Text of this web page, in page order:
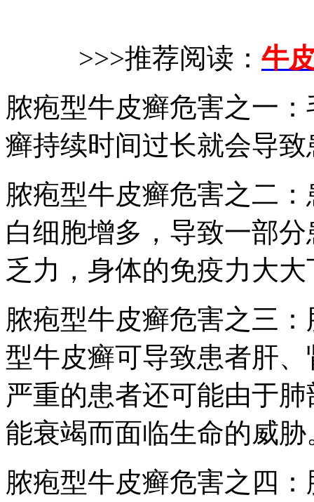
>>>推荐阅读： 牛
脓疱型牛皮癣危害之一
癣持续时间过长就会导
脓疱型牛皮癣危害之二
白细胞增多，导致一部
乏力，身体的免疫力大
脓疱型牛皮癣危害之三
型牛皮癣可导致患者肝
严重的患者还可能由于
能衰竭而面临生命的威胁
脓疱型牛皮癣危害之四